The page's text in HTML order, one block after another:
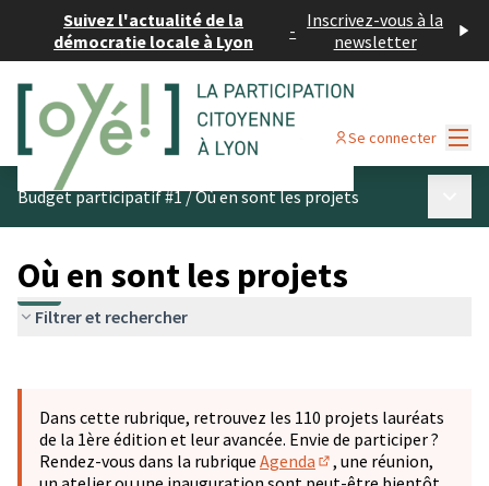
Suivez l'actualité de la
démocratie locale à Lyon
- Inscrivez-vous à la
newsletter
Se connecter
Budget participatif #1/Où en sont les projets
Où en sont les projets
Filtrer et rechercher
−
Dans cette rubrique, retrouvez les 110 projets lauréats
de la 1ère édition et leur avancée. Envie de participer ?
Rendez-vous dans la rubrique Agenda
(S'ouvre dans un
, une réunion,